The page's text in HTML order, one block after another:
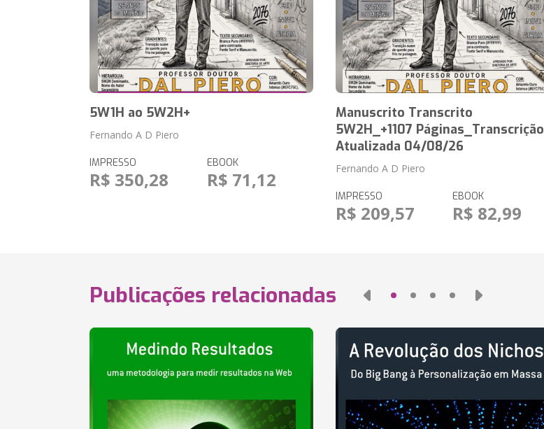
5W1H ao 5W2H+
Fernando A D Piero
IMPRESSO
R$ 350,28
EBOOK
R$ 71,12
Manuscrito Transcrito
5W2H_+1107 Páginas_Transcrição
Atualizada 04/08/26
Fernando A D Piero
IMPRESSO
R$ 209,57
EBOOK
R$ 82,99
Publicações relacionadas